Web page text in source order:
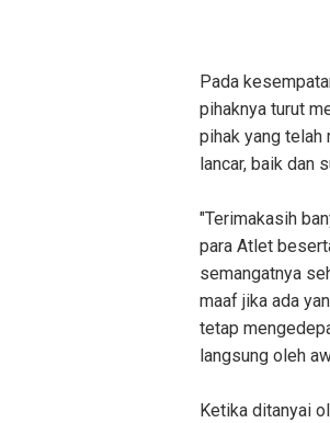
Pada
pihaknya turut
pihak yang telah
lancar, baik dan
"Terimakasih
para Atlet
semangatnya
maaf jika ada
tetap
langsung oleh
Ketika ditanyai